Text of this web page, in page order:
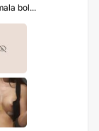
bol...